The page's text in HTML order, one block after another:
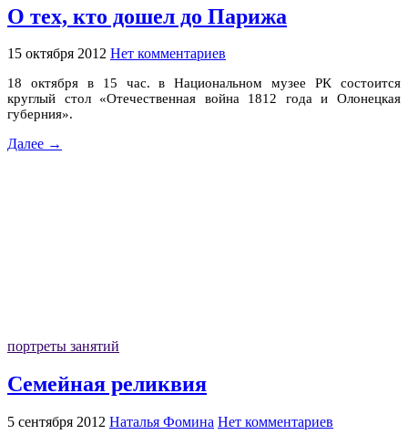
О тех, кто дошел до Парижа
15 октября 2012 Нет комментариев
18 октября в 15 час. в Национальном музее РК состоится
круглый стол «Отечественная война 1812 года и Олонецкая
губерния».
Далее →
портреты занятий
Семейная реликвия
5 сентября 2012 Наталья Фомина Нет комментариев